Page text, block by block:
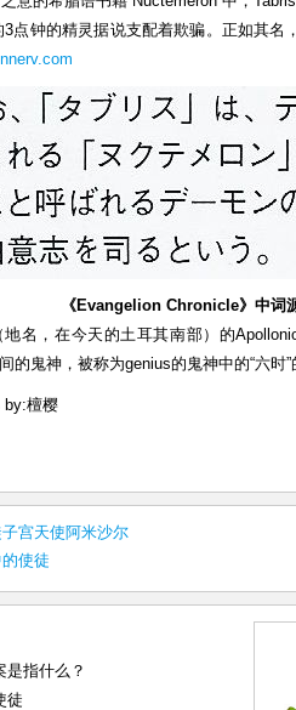
点钟的精灵据说支配着欺骗。正如其
《Evangelion Chronicle》中词
，在今天的土耳其南部）的
的鬼神，被称为genius的鬼神中的“六
by:檀樱
宫天使阿米沙尔
使徒
是指什么？
徒